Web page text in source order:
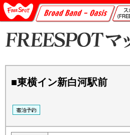
■東横イン新白河駅前